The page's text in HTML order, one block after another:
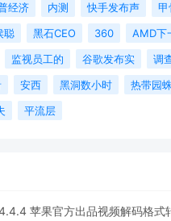
经济 内测 快手发布声
甲
聪 黑石CEO 360
AMD下
监视员工的 谷歌发布实
调
安西 黑洞数小时
热带园
平流层
苹果官方出品视频解码格式